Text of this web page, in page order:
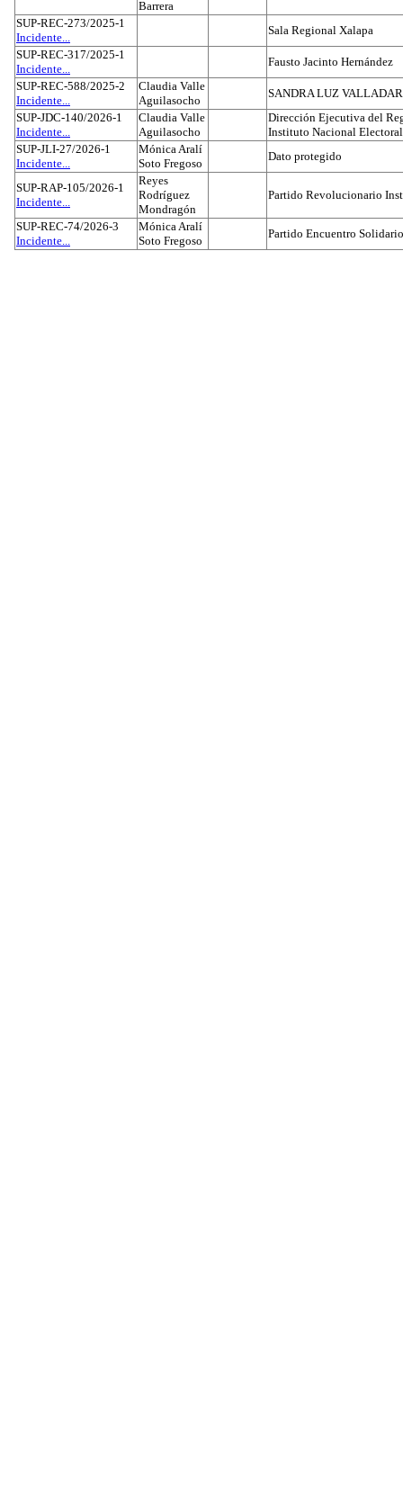
Barrera
SUP-REC-273/2025-1
Incidente...
Sala Regional Xalapa
SUP-REC-317/2025-1
Incidente...
Fausto Jacinto Hernández
SUP-REC-588/2025-2
Incidente...
Claudia Valle
Aguilasocho
SANDRA LUZ
SUP-JDC-140/2026-1
Incidente...
Claudia Valle
Aguilasocho
Dirección Ejecutiva del
Instituto Nacional Electoral
SUP-JLI-27/2026-1
Incidente...
Mónica Aralí
Soto Fregoso
Dato protegido
SUP-RAP-105/2026-1
Incidente...
Reyes
Rodríguez
Mondragón
Partido Revolucionario
SUP-REC-74/2026-3
Incidente...
Mónica Aralí
Soto Fregoso
Partido Encuentro